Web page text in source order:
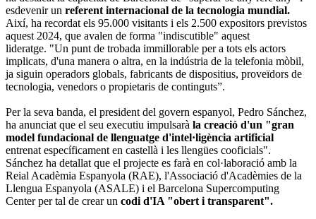
esdevenir un referent internacional de la tecnologia mundial.
Així, ha recordat els 95.000 visitants i els 2.500 expositors previstos
aquest 2024, que avalen de forma "indiscutible" aquest
lideratge. "Un punt de trobada immillorable per a tots els actors
implicats, d'una manera o altra, en la indústria de la telefonia mòbil,
ja siguin operadors globals, fabricants de dispositius, proveïdors de
tecnologia, venedors o propietaris de continguts”.
Per la seva banda, el president del govern espanyol, Pedro Sánchez,
ha anunciat que el seu executiu impulsarà la creació d'un "gran
model fundacional de llenguatge d'intel·ligència artificial
entrenat específicament en castellà i les llengües cooficials".
Sánchez ha detallat que el projecte es farà en col·laboració amb la
Reial Acadèmia Espanyola (RAE), l'Associació d'Acadèmies de la
Llengua Espanyola (ASALE) i el Barcelona Supercomputing
Center per tal de crear un codi d'IA "obert i transparent".